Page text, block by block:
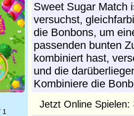
Sweet Sugar Match
versuchst,
die Bonbons, um
passenden bunten
kombiniert hast,
und die
Kombiniere die
Jetzt Online Spielen: